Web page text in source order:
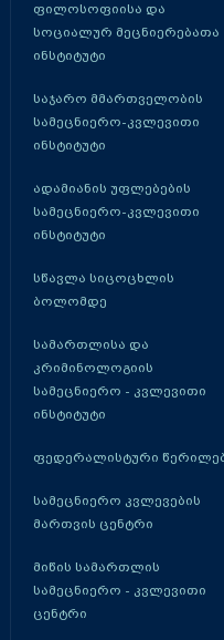
ფილოსოფიისა და
სოციალურ მეცნიერებათა
ინსტიტუტი
საჯარო მმართველობის
სამეცნიერო-კვლევითი
ინსტიტუტი
ადამიანის უფლებების
სამეცნიერო-კვლევითი
ინსტიტუტი
სწავლა სიცოცხლის
ბოლომდე
სამართლისა და
კრიმინოლოგიის
სამეცნიერო - კვლევითი
ინსტიტუტი
ფედერალისტური
სამეცნიერო კვლევების
მართვის ცენტრი
მიწის სამართლის
სამეცნიერო - კვლევითი
ცენტრი